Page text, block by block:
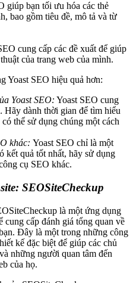
giúp bạn tối ưu hóa các thẻ
bao gồm tiêu đề, mô tả và từ
cung cấp các đề xuất để giúp
của trang web của mình.
Yoast SEO hiệu quả hơn:
Yoast SEO: Yoast SEO cung
Hãy dành thời gian để tìm hiểu
thể sử dụng chúng một cách
khác: Yoast SEO chỉ là một
kết quả tốt nhất, hãy sử dụng
cụ SEO khác.
SEOSiteCheckup
là một ứng dụng
cấp đánh giá tổng quan về
Đây là một trong những công
kế đặc biệt để giúp các chủ
những người quan tâm đến
của họ.